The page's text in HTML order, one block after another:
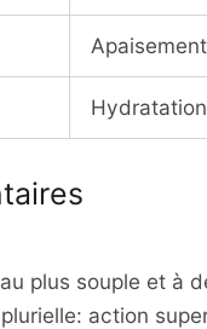
plus souple et à
action